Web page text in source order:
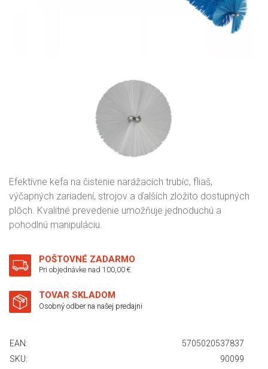
Efektívne kefa na čistenie narážacích trubíc, fliaš,
výčapných zariadení, strojov a ďalších zložito dostupných
plôch. Kvalitné prevedenie umožňuje jednoduchú a
pohodlnú manipuláciu.
POŠTOVNÉ ZADARMO
Pri objednávke nad 100,00 €
TOVAR SKLADOM
Osobný odber na našej predajni
EAN:
5705020537837
SKU:
90099